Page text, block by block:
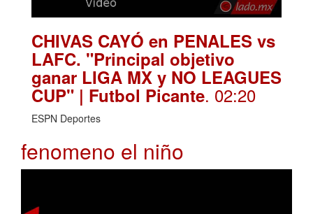
CHIVAS CAYÓ en PENALES vs
LAFC. "Principal objetivo
ganar LIGA MX y NO LEAGUES
CUP" | Futbol Picante. 02:20
ESPN Deportes
fenomeno el niño